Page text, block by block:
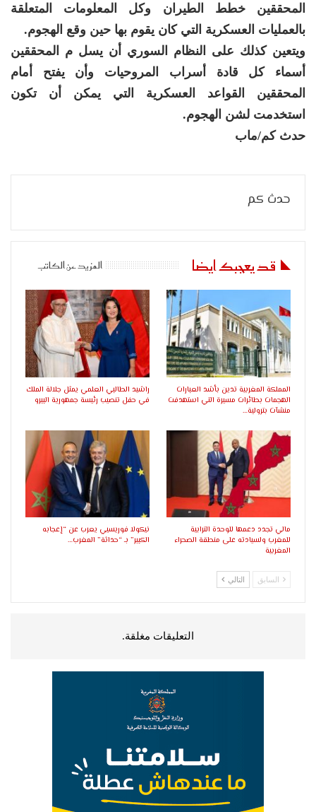
المحققين خطط الطيران وكل المعلومات المتعلقة
بالعمليات العسكرية التي كان يقوم بها حين وقع الهجوم.
ويتعين كذلك على النظام السوري أن يسل م المحققين
أسماء كل قادة أسراب المروحيات وأن يفتح أمام
المحققين القواعد العسكرية التي يمكن أن تكون
استخدمت لشن الهجوم.
حدث كم/ماب
حدث كم
قد يعجبك ايضا المزيد عن الكاتب
المملكة المغربية تدين بأشد العبارات
الهجمات بطائرات مسيرة التي استهدفت
منشآت بترولية…
راشيد الطالبي العلمي يمثل جلالة الملك
في حفل تنصيب رئيسة جمهورية البيرو
مالي تجدد دعمها للوحدة الترابية
للمغرب ولسيادته على منطقة الصحراء
المغربية
نيكولا فوريسيي يعرب عن “إعجابه
الكبير” بـ “حداثة” المغرب…
السابق التالي
التعليقات مغلقة.